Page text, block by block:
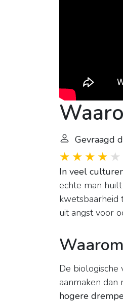
Gevraagd
In veel
echte man
kwetsbaarheid
uit angst voor
De
aanmaken
hogere